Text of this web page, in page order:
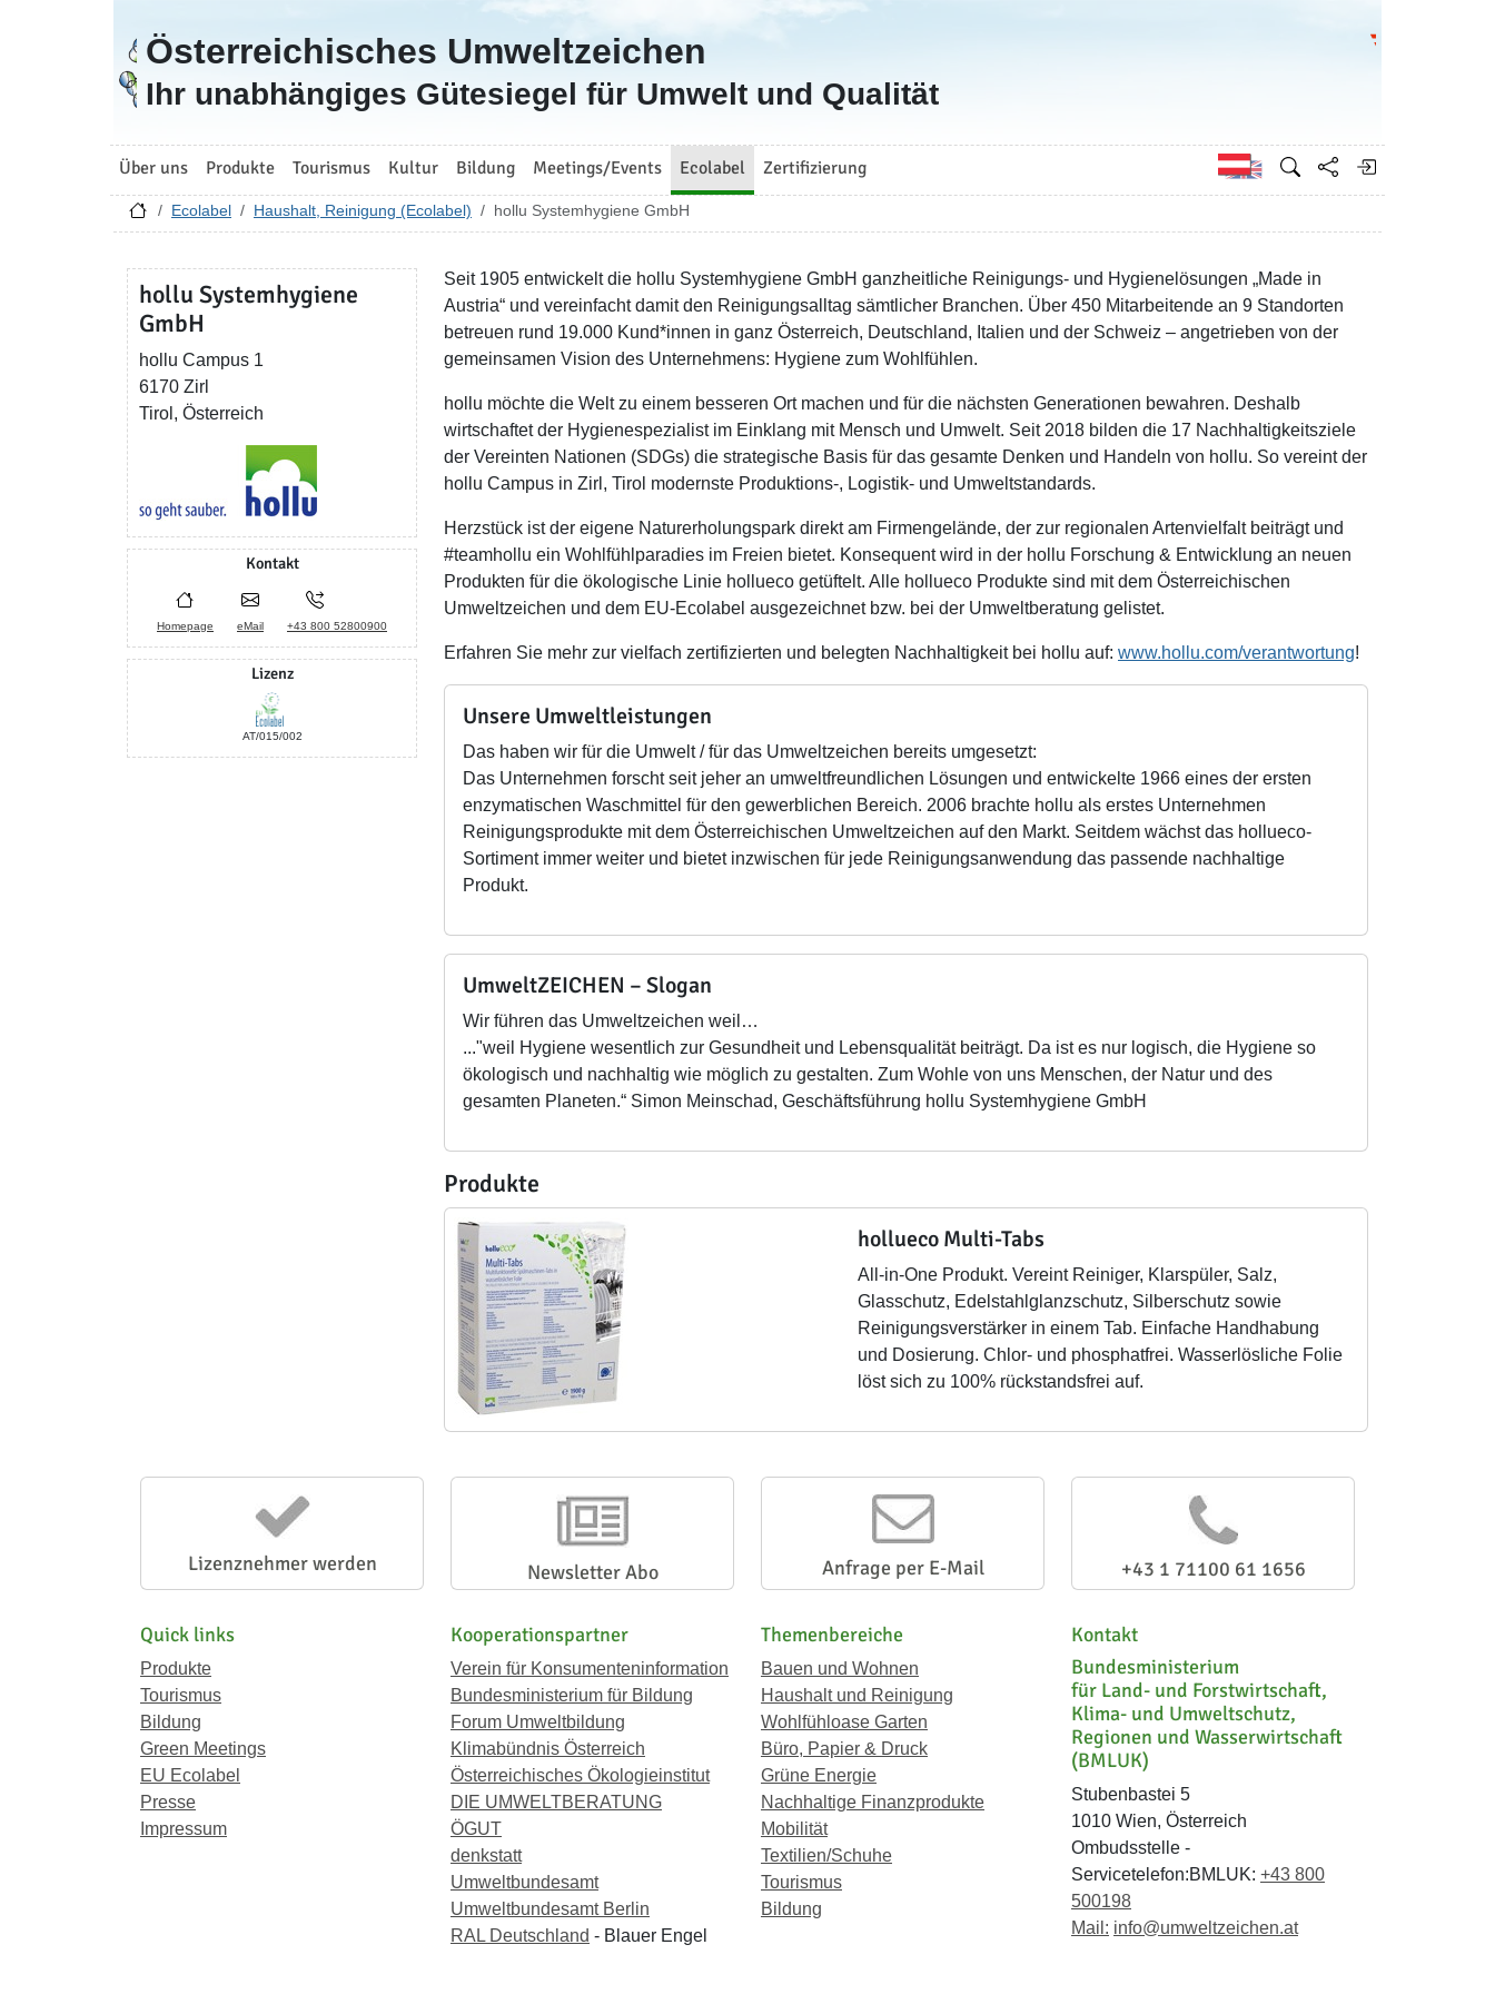
Zur Startseite
Österreichisches Umweltzeichen
Ihr unabhängiges Gütesiegel für Umwelt und Qualität
Über uns Produkte Tourismus Kultur Bildung Meetings/Events Ecolabel Zertifizierung Englisch
Ecolabel Haushalt, Reinigung (Ecolabel) hollu Systemhygiene GmbH
hollu Systemhygiene
GmbH
hollu Campus 1
6170 Zirl
Tirol, Österreich
Kontakt
Homepage eMail +43 800 52800900
Lizenz
AT/015/002
Seit 1905 entwickelt die hollu Systemhygiene GmbH ganzheitliche Reinigungs- und Hygienelösungen „Made in
Austria“ und vereinfacht damit den Reinigungsalltag sämtlicher Branchen. Über 450 Mitarbeitende an 9 Standorten
betreuen rund 19.000 Kund*innen in ganz Österreich, Deutschland, Italien und der Schweiz – angetrieben von der
gemeinsamen Vision des Unternehmens: Hygiene zum Wohlfühlen.
hollu möchte die Welt zu einem besseren Ort machen und für die nächsten Generationen bewahren. Deshalb
wirtschaftet der Hygienespezialist im Einklang mit Mensch und Umwelt. Seit 2018 bilden die 17 Nachhaltigkeitsziele
der Vereinten Nationen (SDGs) die strategische Basis für das gesamte Denken und Handeln von hollu. So vereint der
hollu Campus in Zirl, Tirol modernste Produktions-, Logistik- und Umweltstandards.
Herzstück ist der eigene Naturerholungspark direkt am Firmengelände, der zur regionalen Artenvielfalt beiträgt und
#teamhollu ein Wohlfühlparadies im Freien bietet. Konsequent wird in der hollu Forschung & Entwicklung an neuen
Produkten für die ökologische Linie hollueco getüftelt. Alle hollueco Produkte sind mit dem Österreichischen
Umweltzeichen und dem EU-Ecolabel ausgezeichnet bzw. bei der Umweltberatung gelistet.
Erfahren Sie mehr zur vielfach zertifizierten und belegten Nachhaltigkeit bei hollu auf: www.hollu.com/verantwortung!
Unsere Umweltleistungen
Das haben wir für die Umwelt / für das Umweltzeichen bereits umgesetzt:
Das Unternehmen forscht seit jeher an umweltfreundlichen Lösungen und entwickelte 1966 eines der ersten
enzymatischen Waschmittel für den gewerblichen Bereich. 2006 brachte hollu als erstes Unternehmen
Reinigungsprodukte mit dem Österreichischen Umweltzeichen auf den Markt. Seitdem wächst das hollueco-
Sortiment immer weiter und bietet inzwischen für jede Reinigungsanwendung das passende nachhaltige
Produkt.
UmweltZEICHEN – Slogan
Wir führen das Umweltzeichen weil…
..."weil Hygiene wesentlich zur Gesundheit und Lebensqualität beiträgt. Da ist es nur logisch, die Hygiene so
ökologisch und nachhaltig wie möglich zu gestalten. Zum Wohle von uns Menschen, der Natur und des
gesamten Planeten.“ Simon Meinschad, Geschäftsführung hollu Systemhygiene GmbH
Produkte
hollueco Multi-Tabs
All-in-One Produkt. Vereint Reiniger, Klarspüler, Salz,
Glasschutz, Edelstahlglanzschutz, Silberschutz sowie
Reinigungsverstärker in einem Tab. Einfache Handhabung
und Dosierung. Chlor- und phosphatfrei. Wasserlösliche Folie
löst sich zu 100% rückstandsfrei auf.
Lizenznehmer werden Newsletter Abo Anfrage per E-Mail +43 1 71100 61 1656
Quick links
Produkte
Tourismus
Bildung
Green Meetings
EU Ecolabel
Presse
Impressum
Kooperationspartner
Verein für Konsumenteninformation
Bundesministerium für Bildung
Forum Umweltbildung
Klimabündnis Österreich
Österreichisches Ökologieinstitut
DIE UMWELTBERATUNG
ÖGUT
denkstatt
Umweltbundesamt
Umweltbundesamt Berlin
RAL Deutschland - Blauer Engel
Themenbereiche
Bauen und Wohnen
Haushalt und Reinigung
Wohlfühloase Garten
Büro, Papier & Druck
Grüne Energie
Nachhaltige Finanzprodukte
Mobilität
Textilien/Schuhe
Tourismus
Bildung
Kontakt
Bundesministerium
für Land- und Forstwirtschaft,
Klima- und Umweltschutz,
Regionen und Wasserwirtschaft
(BMLUK)
Stubenbastei 5
1010 Wien, Österreich
Ombudsstelle -
Servicetelefon:BMLUK: +43 800
500198
Mail: info@umweltzeichen.at